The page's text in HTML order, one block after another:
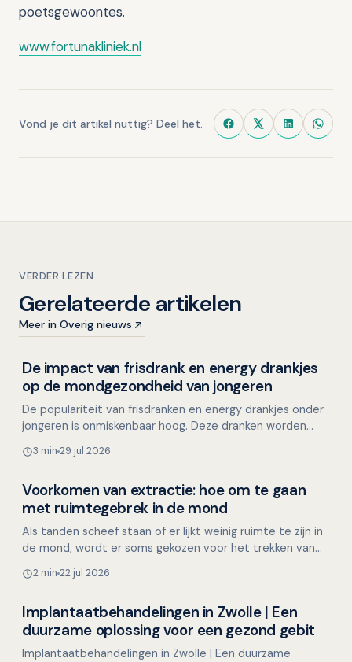
poetsgewoontes.
www.fortunakliniek.nl
Vond je dit artikel nuttig? Deel het.
VERDER LEZEN
Gerelateerde artikelen
Meer in Overig nieuws
Chinese geneeskunde en mondgezondheid
De impact van frisdrank en energy drankjes
op de mondgezondheid van jongeren
De populariteit van frisdranken en energy drankjes onder
jongeren is onmiskenbaar hoog. Deze dranken worden
fys…
3 min 29 jul 2026
Kinderen en mondgezondheid
Voorkomen van extractie: hoe om te gaan
met ruimtegebrek in de mond
Als tanden scheef staan of er lijkt weinig ruimte te zijn in
de mond, wordt er soms gekozen voor het trekken van
2 min 22 jul 2026
Overig nieuws
Implantaatbehandelingen in Zwolle | Een
duurzame oplossing voor een gezond gebit
Implantaatbehandelingen in Zwolle | Een duurzame